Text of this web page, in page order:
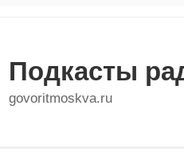
Подкасты
govoritmoskva.ru